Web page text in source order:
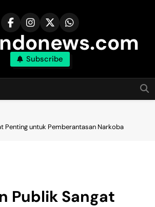
Subscribe
Penting untuk Pemberantasan Narkoba
Publik Sangat